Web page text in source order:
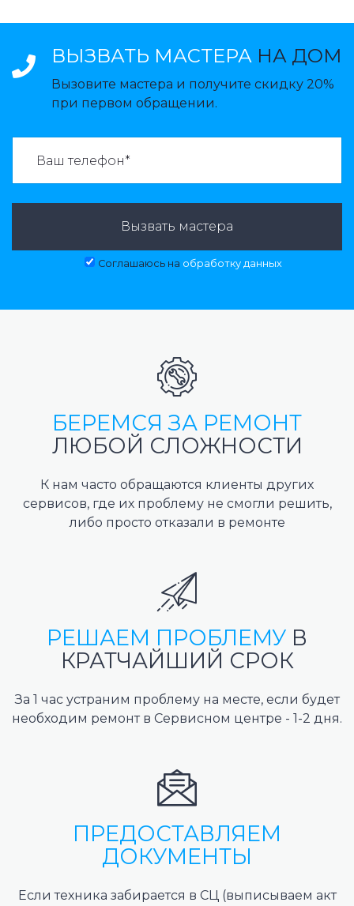
ВЫЗВАТЬ МАСТЕРА НА ДОМ
Вызовите мастера и получите скидку 20%
при первом обращении.
Вызвать мастера
Соглашаюсь на обработку данных
БЕРЕМСЯ ЗА РЕМОНТ
ЛЮБОЙ СЛОЖНОСТИ
К нам часто обращаются клиенты других
сервисов, где их проблему не смогли решить,
либо просто отказали в ремонте
РЕШАЕМ ПРОБЛЕМУ В
КРАТЧАЙШИЙ СРОК
За 1 час устраним проблему на месте, если будет
необходим ремонт в Сервисном центре - 1-2 дня.
ПРЕДОСТАВЛЯЕМ
ДОКУМЕНТЫ
Если техника забирается в СЦ (выписываем акт